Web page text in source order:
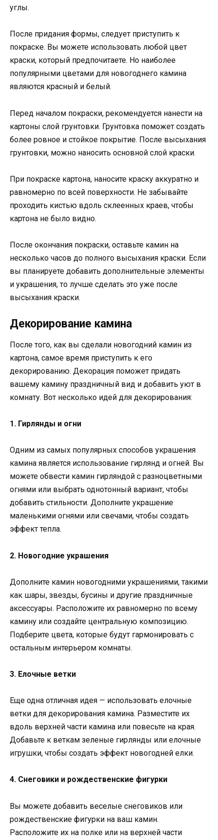
углы.
После придания формы, следует приступить к
покраске. Вы можете использовать любой цвет
краски, который предпочитаете. Но наиболее
популярными цветами для новогоднего камина
являются красный и белый.
Перед началом покраски, рекомендуется нанести на
картоны слой грунтовки. Грунтовка поможет создать
более ровное и стойкое покрытие. После высыхания
грунтовки, можно наносить основной слой краски.
При покраске картона, наносите краску аккуратно и
равномерно по всей поверхности. Не забывайте
проходить кистью вдоль склеенных краев, чтобы
картона не было видно.
После окончания покраски, оставьте камин на
несколько часов до полного высыхания краски. Если
вы планируете добавить дополнительные элементы
и украшения, то лучше сделать это уже после
высыхания краски.
Декорирование камина
После того, как вы сделали новогодний камин из
картона, самое время приступить к его
декорированию. Декорация поможет придать
вашему камину праздничный вид и добавить уют в
комнату. Вот несколько идей для декорирования:
1. Гирлянды и огни
Одним из самых популярных способов украшения
камина является использование гирлянд и огней. Вы
можете обвести камин гирляндой с разноцветными
огнями или выбрать однотонный вариант, чтобы
добавить стильности. Дополните украшение
маленькими огнями или свечами, чтобы создать
эффект тепла.
2. Новогодние украшения
Дополните камин новогодними украшениями, такими
как шары, звезды, бусины и другие праздничные
аксессуары. Расположите их равномерно по всему
камину или создайте центральную композицию.
Подберите цвета, которые будут гармонировать с
остальным интерьером комнаты.
3. Елочные ветки
Еще одна отличная идея — использовать елочные
ветки для декорирования камина. Разместите их
вдоль верхней части камина или повесьте на края.
Добавьте к веткам зеленые гирлянды или елочные
игрушки, чтобы создать эффект новогодней елки.
4. Снеговики и рождественские фигурки
Вы можете добавить веселые снеговиков или
рождественские фигурки на ваш камин.
Расположите их на полке или на верхней части